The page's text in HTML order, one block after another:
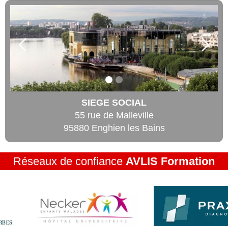
SIEGE SOCIAL
55 rue de Malleville
95880 Enghien les Bains
Réseaux de confiance AVLIS Formation